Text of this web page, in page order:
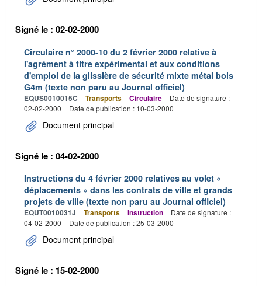
Signé le : 02-02-2000
Circulaire n° 2000-10 du 2 février 2000 relative à
l'agrément à titre expérimental et aux conditions
d'emploi de la glissière de sécurité mixte métal bois
G4m (texte non paru au Journal officiel)
EQUS0010015C Transports Circulaire
Date de signature :
02-02-2000
Date de publication : 10-03-2000
Document principal
Signé le : 04-02-2000
Instructions du 4 février 2000 relatives au volet «
déplacements » dans les contrats de ville et grands
projets de ville (texte non paru au Journal officiel)
EQUT0010031J Transports Instruction
Date de signature :
04-02-2000
Date de publication : 25-03-2000
Document principal
Signé le : 15-02-2000